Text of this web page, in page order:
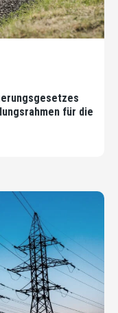
für die